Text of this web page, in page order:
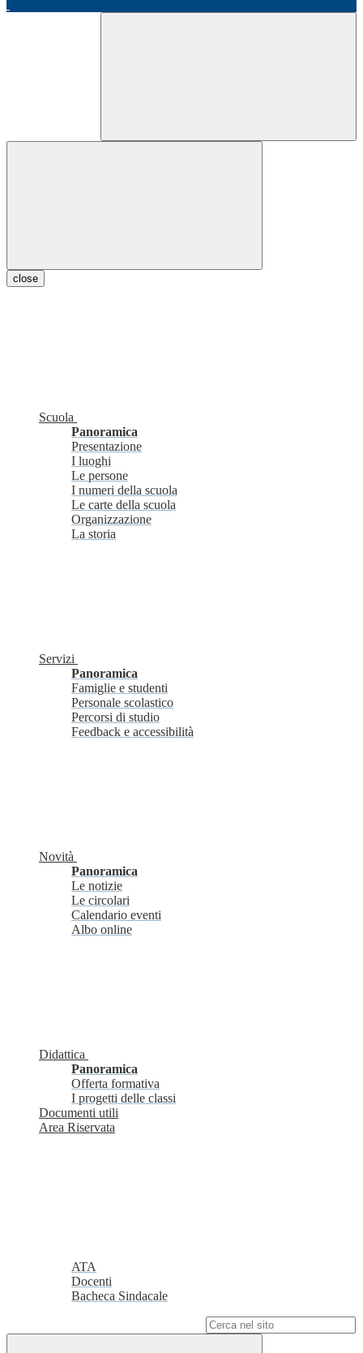
close
Scuola
Panoramica
Presentazione
I luoghi
Le persone
I numeri della scuola
Le carte della scuola
Organizzazione
La storia
Servizi
Panoramica
Famiglie e studenti
Personale scolastico
Percorsi di studio
Feedback e accessibilità
Novità
Panoramica
Le notizie
Le circolari
Calendario eventi
Albo online
Didattica
Panoramica
Offerta formativa
I progetti delle classi
Documenti utili
Area Riservata
ATA
Docenti
Bacheca Sindacale